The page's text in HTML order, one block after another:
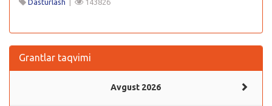
Dasturlash | 143826
Grantlar taqvimi
Avgust 2026